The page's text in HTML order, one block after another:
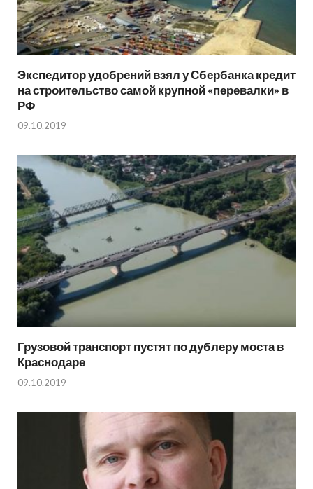
Экспедитор удобрений взял у Сбербанка кредит
на строительство самой крупной «перевалки» в
РФ
09.10.2019
Грузовой транспорт пустят по дублеру моста в
Краснодаре
09.10.2019